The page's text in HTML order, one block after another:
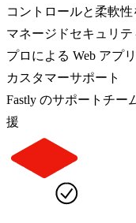
コントロールと柔軟
マネージドセキュリテ
プロによる Web アプ
カスタマーサポート
Fastly のサポートチー
援